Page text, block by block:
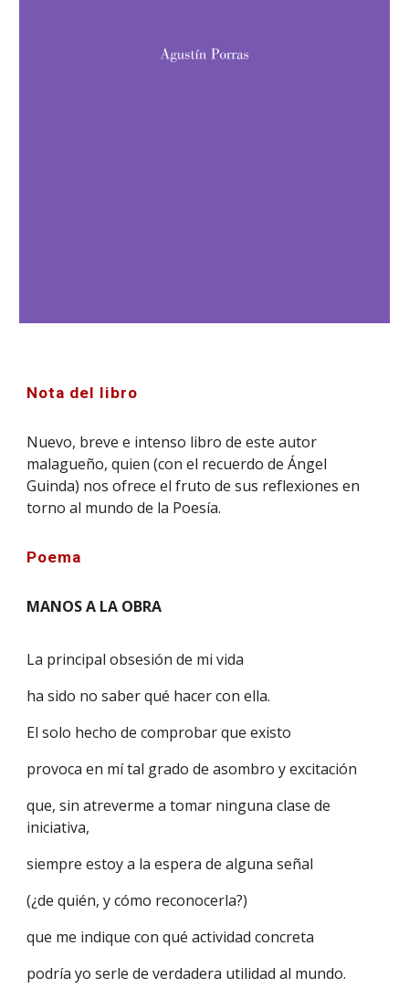
Nota del libro
Nuevo, breve e intenso libro de este autor
malagueño, quien (con el recuerdo de Ángel
Guinda) nos ofrece el fruto de sus reflexiones en
torno al mundo de la Poesía.
Poema
MANOS A LA OBRA
La principal obsesión de mi vida
ha sido no saber qué hacer con ella.
El solo hecho de comprobar que existo
provoca en mí tal grado de asombro y excitación
que, sin atreverme a tomar ninguna clase de
iniciativa,
siempre estoy a la espera de alguna señal
(¿de quién, y cómo reconocerla?)
que me indique con qué actividad concreta
podría yo serle de verdadera utilidad al mundo.